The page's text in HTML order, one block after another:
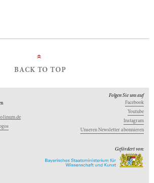
»
BACK TO TOP
Folgen Sie uns auf
Facebook
Youtube
Instagram
Unseren Newsletter abonnieren
Gefördert von: